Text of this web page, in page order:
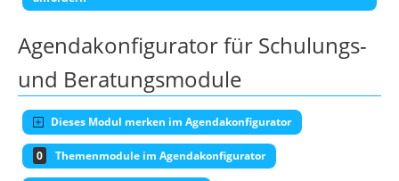
Agendakonfigurator für Schulungs-
und Beratungsmodule
Dieses Modul merken im Agendakonfigurator
0 Themenmodule im Agendakonfigurator